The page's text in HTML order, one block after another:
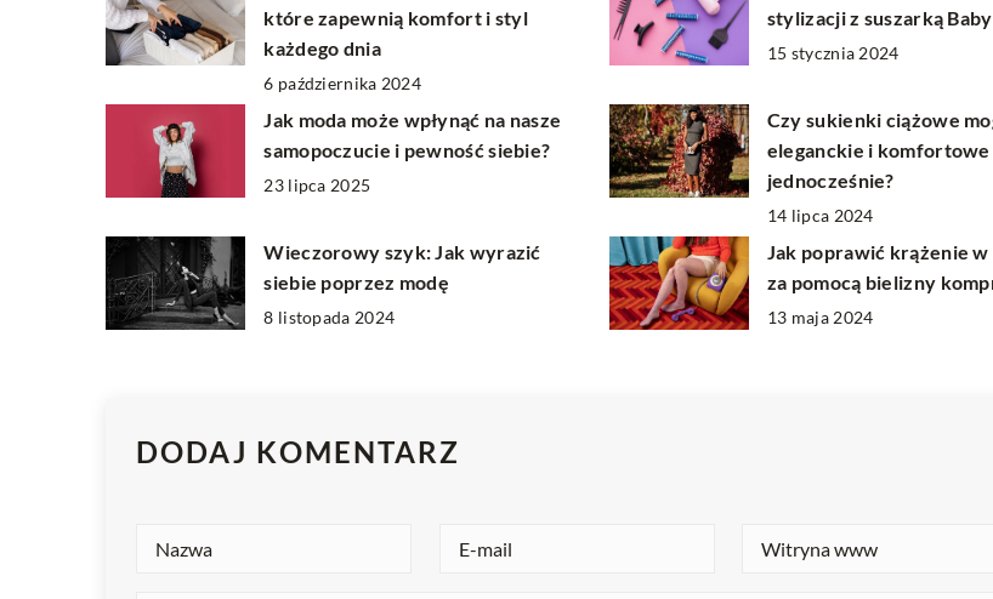
które zapewnią komfort i styl
każdego dnia
6 października 2024
stylizacji z suszarką
15 stycznia 2024
Jak moda może wpłynąć na nasze
samopoczucie i pewność siebie?
23 lipca 2025
Czy sukienki ciążowe
eleganckie i komfortowe
jednocześnie?
14 lipca 2024
Wieczorowy szyk: Jak wyrazić
siebie poprzez modę
8 listopada 2024
Jak poprawić krążenie w
za pomocą bielizny
13 maja 2024
DODAJ KOMENTARZ